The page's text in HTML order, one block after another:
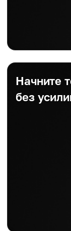
Начните
без